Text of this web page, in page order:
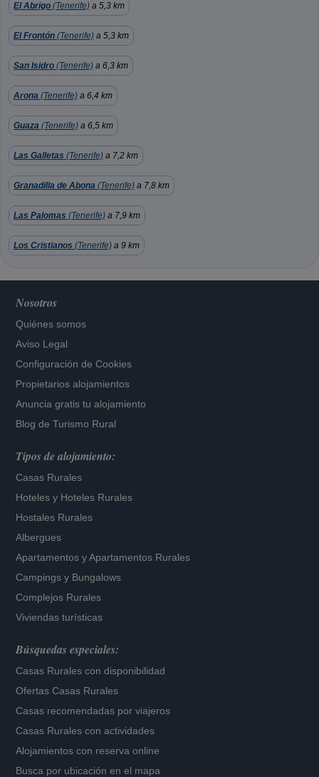
El Abrigo (Tenerife) a 5,3 km
El Frontón (Tenerife) a 5,3 km
San Isidro (Tenerife) a 6,3 km
Arona (Tenerife) a 6,4 km
Guaza (Tenerife) a 6,5 km
Las Galletas (Tenerife) a 7,2 km
Granadilla de Abona (Tenerife) a 7,8 km
Las Palomas (Tenerife) a 7,9 km
Los Cristianos (Tenerife) a 9 km
Nosotros
Quiénes somos
Aviso Legal
Configuración de Cookies
Propietarios alojamientos
Anuncia gratis tu alojamiento
Blog de Turismo Rural
Tipos de alojamiento:
Casas Rurales
Hoteles y Hoteles Rurales
Hostales Rurales
Albergues
Apartamentos yApartamentos Rurales
Campings y Bungalows
Complejos Rurales
Viviendas turísticas
Búsquedas especiales:
Casas Rurales con disponibilidad
Ofertas Casas Rurales
Casas recomendadas por viajeros
Casas Rurales con actividades
Alojamientos con reserva online
Busca por ubicación en el mapa